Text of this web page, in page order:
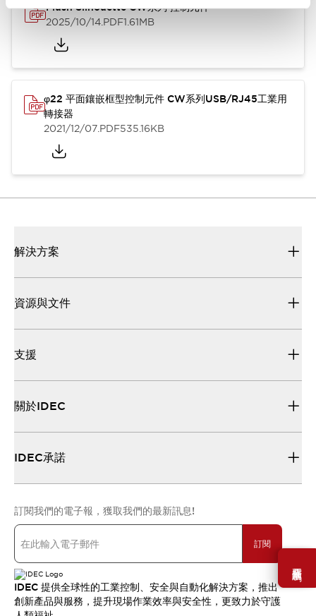
需要幫助嗎？
Flush Silhouette CW系列 控制元件
2025/10/14.PDF1.61MB
φ22 平面鑲嵌框型控制元件 CW系列USB/RJ45工業用
轉接器
2021/12/07.PDF535.16KB
解決方案
資源與文件
支援
關於IDEC
IDEC承諾
訂閱我們的電子報，獲取我們的最新訊息!
訂閱
IDEC 提供全球性的工業控制、安全與自動化解決方案，推出
創新產品與服務，提升現場作業效率與安全性，更致力於守護